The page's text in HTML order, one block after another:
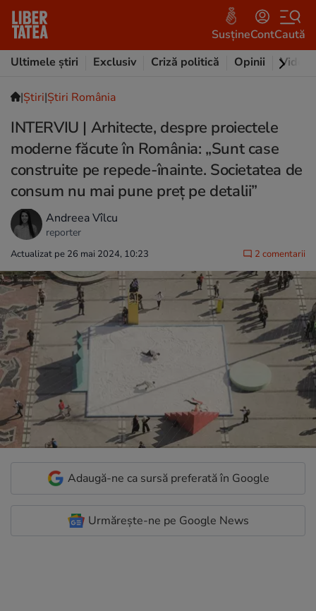
SusțineContCaută
Ultimele știri
Exclusiv Criză politică Opinii Video
|Ştiri|Știri România
INTERVIU | Arhitecte, despre proiectele
moderne făcute în România: „Sunt case
construite pe repede-înainte. Societatea de
consum nu mai pune preț pe detalii”
Andreea Vîlcu
reporter
Actualizat pe 26 mai 2024, 10:23 2 comentarii
Adaugă-ne ca sursă preferată în Google
Urmărește-ne pe Google News